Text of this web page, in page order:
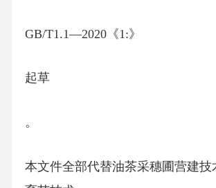
GB/T1.1—2020《1:》
起草
。
本文件全部代替油茶采穗圃营建技